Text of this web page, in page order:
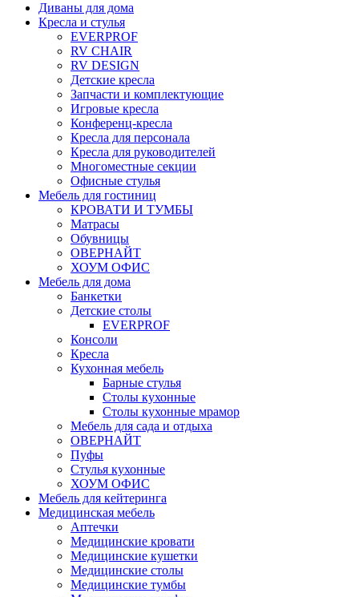
Диваны для дома
Кресла и стулья
EVERPROF
RV CHAIR
RV DESIGN
Детские кресла
Запчасти и комплектующие
Игровые кресла
Конференц-кресла
Кресла для персонала
Кресла для руководителей
Многоместные секции
Офисные стулья
Мебель для гостиниц
КРОВАТИ И ТУМБЫ
Матрасы
Обувницы
ОВЕРНАЙТ
ХОУМ ОФИС
Мебель для дома
Банкетки
Детские столы
EVERPROF
Консоли
Кресла
Кухонная мебель
Барные стулья
Столы кухонные
Столы кухонные мрамор
Мебель для сада и отдыха
ОВЕРНАЙТ
Пуфы
Стулья кухонные
ХОУМ ОФИС
Мебель для кейтеринга
Медицинская мебель
Аптечки
Медицинские кровати
Медицинские кушетки
Медицинские столы
Медицинские тумбы